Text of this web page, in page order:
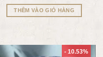
THÊM VÀO GIỎ HÀNG
- 10.53%